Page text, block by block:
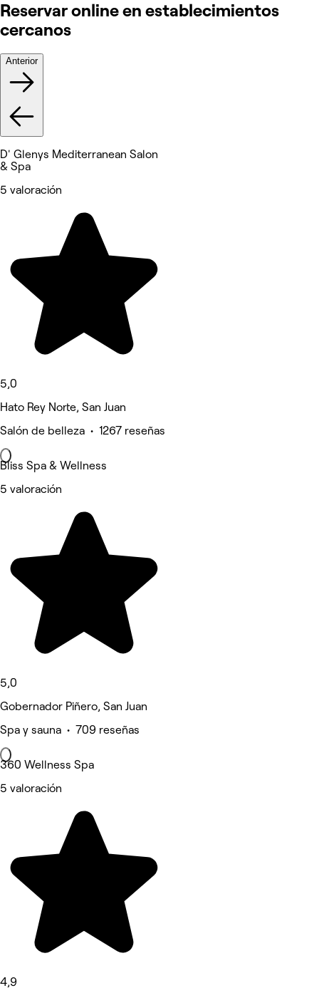
Reservar online en establecimientos
cercanos
Anterior
D' Glenys Mediterranean Salon
& Spa
5 valoración
5,0
Hato Rey Norte, San Juan
Salón de belleza • 1267 reseñas
Bliss Spa & Wellness
5 valoración
5,0
Gobernador Piñero, San Juan
Spa y sauna • 709 reseñas
360 Wellness Spa
5 valoración
4,9